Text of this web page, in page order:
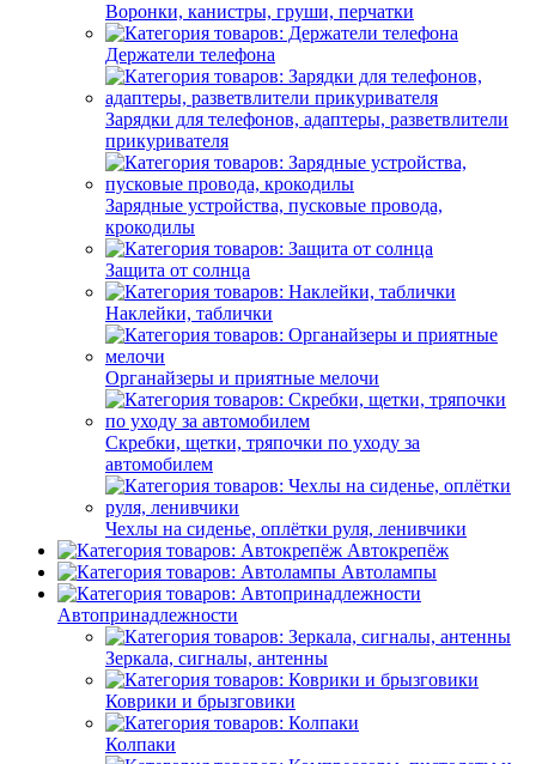
Воронки, канистры, груши, перчатки
Держатели телефона
Зарядки для телефонов, адаптеры, разветвлители
прикуривателя
Зарядные устройства, пусковые провода,
крокодилы
Защита от солнца
Наклейки, таблички
Органайзеры и приятные мелочи
Скребки, щетки, тряпочки по уходу за
автомобилем
Чехлы на сиденье, оплётки руля, ленивчики
Автокрепёж
Автолампы
Автопринадлежности
Зеркала, сигналы, антенны
Коврики и брызговики
Колпаки